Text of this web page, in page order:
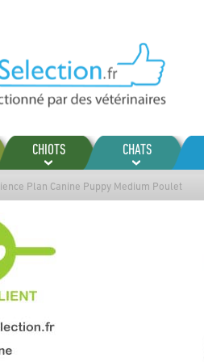
CHIOTS CHATS
Plan Canine Puppy Medium Poulet